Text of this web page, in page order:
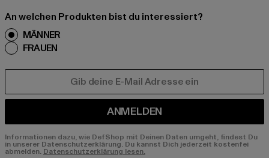
An welchen Produkten bist du interessiert?
MÄNNER
FRAUEN
ANMELDEN
Informationen dazu, wie DefShop mit Deinen Daten umgeht, findest Du
in unserer Datenschutzerklärung. Du kannst Dich jederzeit kostenfei
abmelden. Datenschutzerklärung lesen.